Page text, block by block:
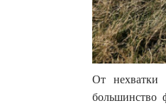
От нехватки
большинство